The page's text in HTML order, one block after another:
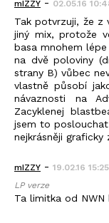
mIZZY - 02.05.16
Tak potvrzuji, že z
jiný mix, protože
basa mnohem
na dvě poloviny
strany B) vůbec
vlastně působí
návaznosti na
Zacyklenej
jsem to
nejkrásněji
mIZZY - 19.02.16
LP verze
Ta limitka od